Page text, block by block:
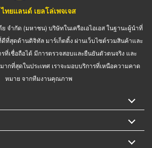
ไทยแลนด์ เยลโล่เพจเจส
จำกัด (มหาชน) บริษัทในเครือเอไอเอส ในฐานะผู้นำที่
ที่สุดด้านดิจิทัล มาร์เก็ตติ้ง ผ่านเว็บไซต์รวมสินค้าและ
ที่เชื่อถือได้ มีการตรวจสอบและยืนยันตัวตนจริง และ
กที่สุดในประเทศ เราจะมอบบริการที่เหนือความคาด
หมาย จากทีมงานคุณภาพ